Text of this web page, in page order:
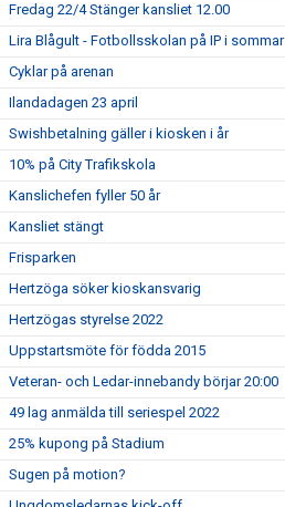
Fredag 22/4 Stänger kansliet 12.00
Lira Blågult - Fotbollsskolan på IP i sommar
Cyklar på arenan
Ilandadagen 23 april
Swishbetalning gäller i kiosken i år
10% på City Trafikskola
Kanslichefen fyller 50 år
Kansliet stängt
Frisparken
Hertzöga söker kioskansvarig
Hertzögas styrelse 2022
Uppstartsmöte för födda 2015
Veteran- och Ledar-innebandy börjar 20:00
49 lag anmälda till seriespel 2022
25% kupong på Stadium
Sugen på motion?